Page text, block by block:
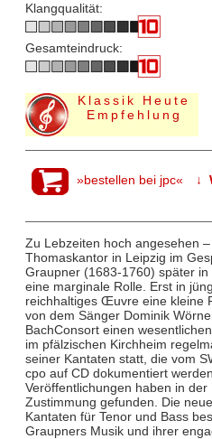
Klangqualität:
Gesamteindruck:
Klassik Heute
Empfehlung
»bestellen bei jpc« ↓
Zu Lebzeiten hoch angesehen
Thomaskantor in Leipzig im
Graupner (1683-1760) später
eine marginale Rolle. Erst in
reichhaltiges Œuvre eine kleine
von dem Sänger Dominik
BachConsort einen
im pfälzischen Kirchheim
seiner Kantaten statt, die vom
cpo auf CD dokumentiert
Veröffentlichungen haben in
Zustimmung gefunden. Die
Kantaten für Tenor und Bass
Graupners Musik und ihrer